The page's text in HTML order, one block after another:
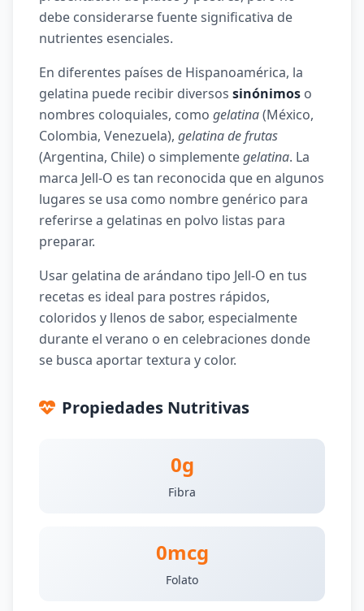
debe considerarse fuente significativa de
nutrientes esenciales.
En diferentes países de Hispanoamérica, la
gelatina puede recibir diversos sinónimos o
nombres coloquiales, como gelatina(México,
Colombia, Venezuela), gelatina de frutas
(Argentina, Chile) o simplementegelatina. La
marca Jell-O es tan reconocida que en algunos
lugares se usa como nombre genérico para
referirse a gelatinas en polvo listas para
preparar.
Usar gelatina de arándano tipo Jell-O en tus
recetas es ideal para postres rápidos,
coloridos y llenos de sabor, especialmente
durante el verano o en celebraciones donde
se busca aportar textura y color.
Propiedades Nutritivas
0g
Fibra
0mcg
Folato